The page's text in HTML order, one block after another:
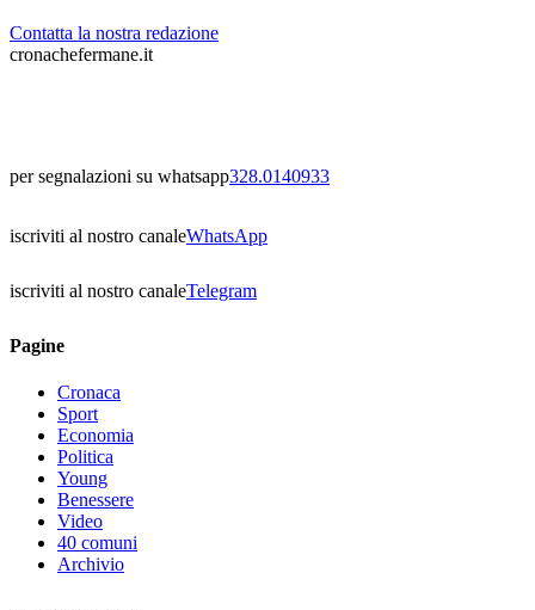
Contatta la nostra redazione
cronachefermane.it
per segnalazioni su whatsapp328.0140933
iscriviti al nostro canaleWhatsApp
iscriviti al nostro canaleTelegram
Pagine
Cronaca
Sport
Economia
Politica
Young
Benessere
Video
40 comuni
Archivio